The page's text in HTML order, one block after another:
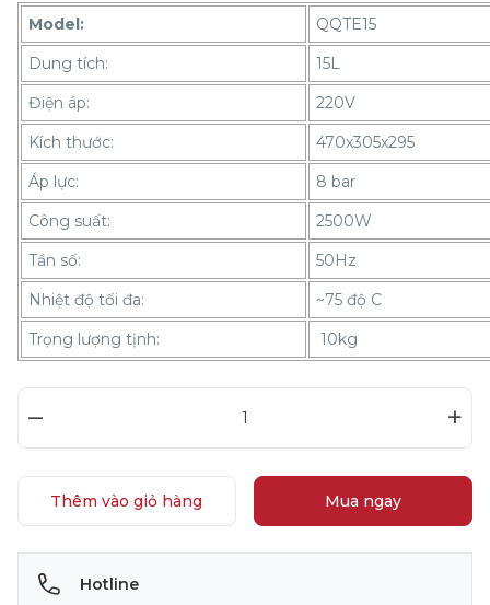
Model:
QQTE15
Dung tích:
15L
Điện áp:
220V
Kích thước:
470x305x295
Áp lực:
8 bar
Công suất:
2500W
Tần số:
50Hz
Nhiệt độ tối đa:
~75 độ C
Trọng lượng tịnh:
10kg
– +
Thêm vào giỏ hàng Mua ngay
Hotline